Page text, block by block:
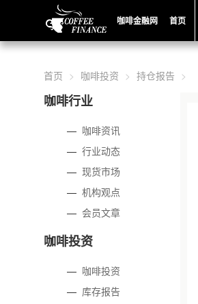
咖啡金融网 首页
首页 咖啡投资 持仓报告
咖啡行业
— 咖啡资讯
—行业动态
—现货市场
—机构观点
—会员文章
咖啡投资
— 咖啡投资
— 库存报告